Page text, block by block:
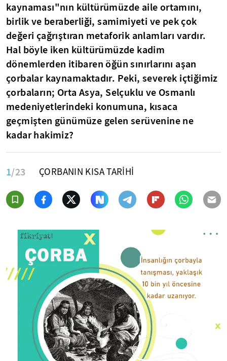
kaynaması"nın kültürümüzde aile ortamını,
birlik ve beraberliği, samimiyeti ve pek çok
değeri çağrıştıran metaforik anlamları vardır.
Hal böyle iken kültürümüzde kadim
dönemlerden itibaren öğün sınırlarını aşan
çorbalar kaynamaktadır. Peki, severek içtiğimiz
çorbaların; Orta Asya, Selçuklu ve Osmanlı
medeniyetlerindeki konumuna, kısaca
geçmişten günümüze gelen serüvenine ne
kadar hakimiz?
1/23 ÇORBANIN KISA TARİHİ